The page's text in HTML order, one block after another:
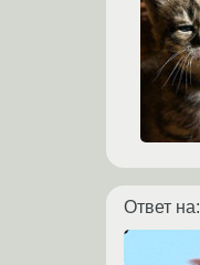
Ответ на: